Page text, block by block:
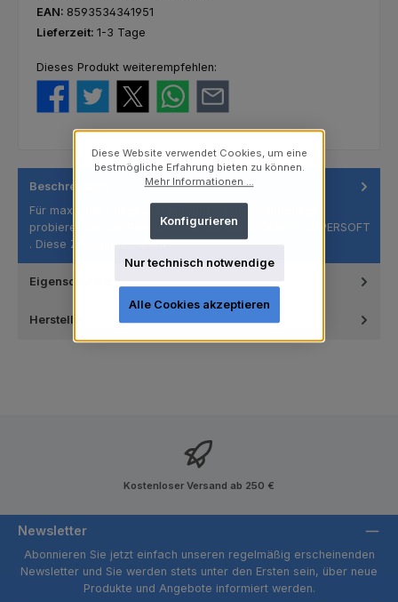
EAN: 8593534341951
Lieferzeit: 1-3 Tage
Dieses Produkt weiterempfehlen:
Beschreibung
Für maximale Pflege und Komfort bei der Zahnpflege
probieren Sie die Premium-Zahnbürste SPOKAR X SUPERSOFT
. Diese Zahnbürst…
Mehr
Eigenschaften
Hersteller
Kostenloser Versand ab 250 €
Newsletter
Abonnieren Sie jetzt einfach unseren regelmäßig erscheinenden
Newsletter und Sie werden stets unter den Ersten sein, über neue
Produkte und Angebote informiert werden.
Diese Website verwendet Cookies, um eine
bestmögliche Erfahrung bieten zu können.
Mehr Informationen ...
Nur technisch notwendige
Konfigurieren
Alle Cookies akzeptieren